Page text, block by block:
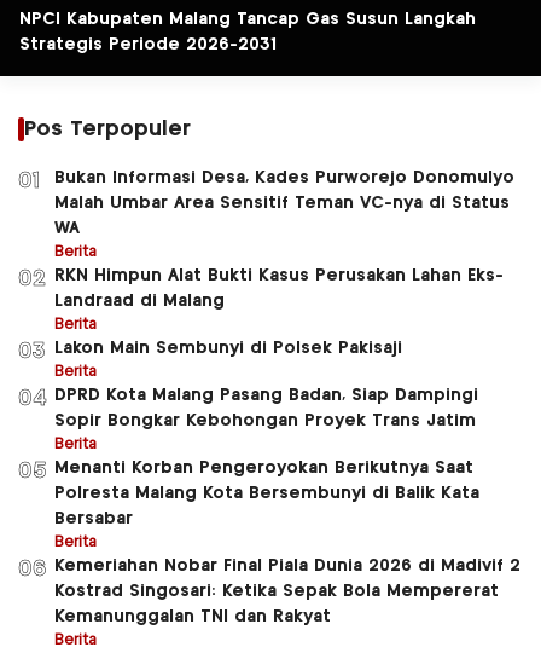
NPCI Kabupaten Malang Tancap Gas Susun Langkah
Strategis Periode 2026-2031
Pos Terpopuler
01
Bukan Informasi Desa, Kades Purworejo Donomulyo
Malah Umbar Area Sensitif Teman VC-nya di Status
WA
Berita
02
RKN Himpun Alat Bukti Kasus Perusakan Lahan Eks-
Landraad di Malang
Berita
03 Lakon Main Sembunyi di Polsek Pakisaji
Berita
04
DPRD Kota Malang Pasang Badan, Siap Dampingi
Sopir Bongkar Kebohongan Proyek Trans Jatim
Berita
05
Menanti Korban Pengeroyokan Berikutnya Saat
Polresta Malang Kota Bersembunyi di Balik Kata
Bersabar
Berita
06
Kemeriahan Nobar Final Piala Dunia 2026 di Madivif 2
Kostrad Singosari: Ketika Sepak Bola Mempererat
Kemanunggalan TNI dan Rakyat
Berita